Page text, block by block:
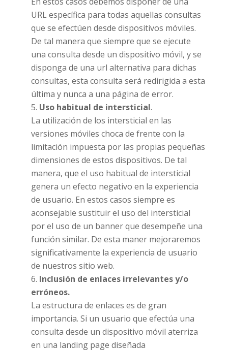
URL específica para todas aquellas consultas
que se efectúen desde dispositivos móviles.
De tal manera que siempre que se ejecute
una consulta desde un dispositivo móvil, y se
disponga de una url alternativa para dichas
consultas, esta consulta será redirigida a esta
última y nunca a una página de error.
Uso habitual de intersticial.
La utilización de los intersticial en las
versiones móviles choca de frente con la
limitación impuesta por las propias pequeñas
dimensiones de estos dispositivos. De tal
manera, que el uso habitual de intersticial
genera un efecto negativo en la experiencia
de usuario. En estos casos siempre es
aconsejable sustituir el uso del intersticial
por el uso de un banner que desempeñe una
función similar. De esta maner mejoraremos
significativamente la experiencia de usuario
de nuestros sitio web.
Inclusión de enlaces irrelevantes y/o
erróneos.
La estructura de enlaces es de gran
importancia. Si un usuario que efectúa una
consulta desde un dispositivo móvil aterriza
en una landing page diseñada